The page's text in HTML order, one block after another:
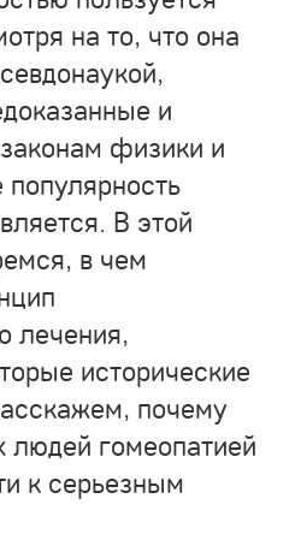
на то, что она
и
физики и
В этой
в чем
лечения,
исторические
почему
гомеопатией
к серьезным